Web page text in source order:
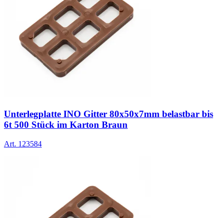
Unterlegplatte INO Gitter 80x50x7mm belastbar bis
6t 500 Stück im Karton Braun
Art. 123584